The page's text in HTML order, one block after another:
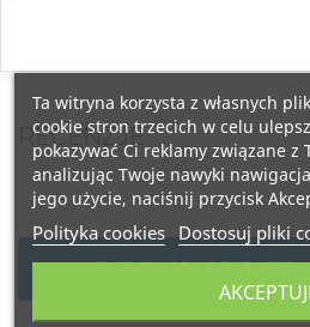
RECENZJE
NAPISZ SWOJĄ RECENZJĘ
Ta witryna korzysta z własnych
cookie stron trzecich w celu
pokazywać Ci reklamy związane
analizując Twoje nawyki
jego użycie, naciśnij przycisk
Polityka cookies Dostosuj pliki